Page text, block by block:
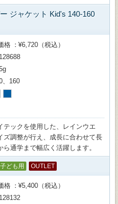
ジャケット Kid's 140-160
格
¥6,720（税込）
、160
ックを使用した、レインウエ
ズ調整が行え、成長に合わせて長
通学まで幅広く活躍します。
子ども用 OUTLET
格
¥5,400（税込）